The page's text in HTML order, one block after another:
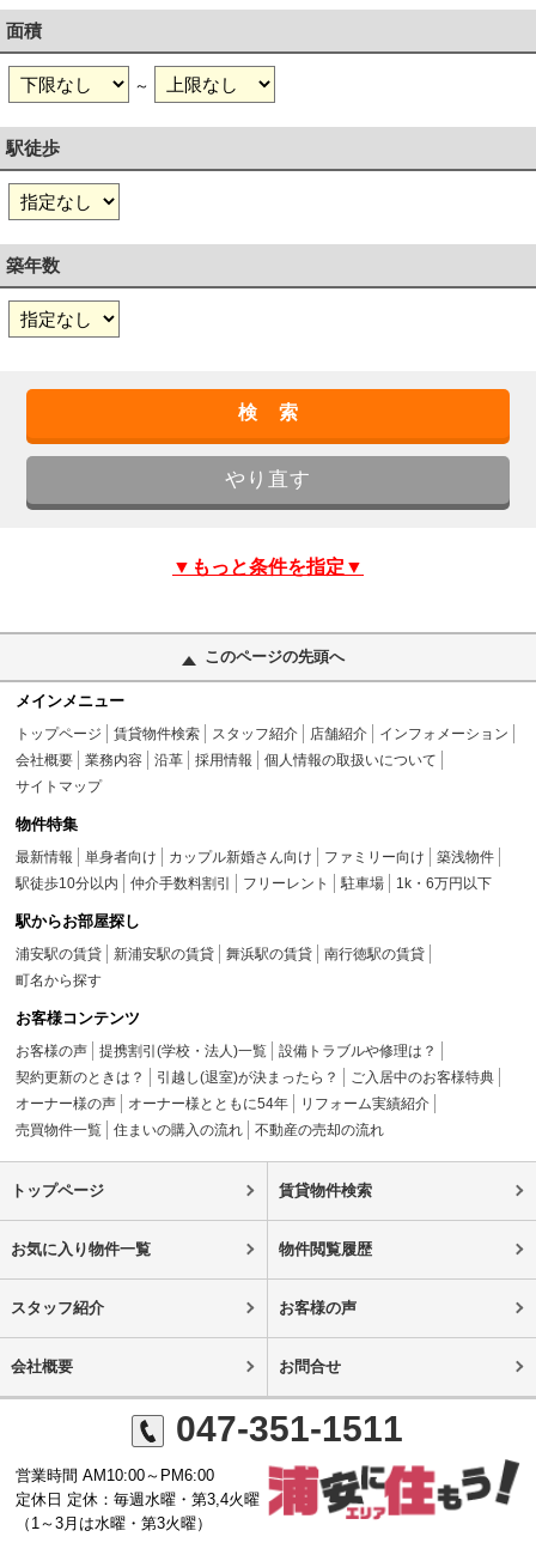
面積
～
駅徒歩
築年数
▼もっと条件を指定▼
このページの先頭へ
メインメニュー
トップページ 賃貸物件検索 スタッフ紹介 店舗紹介
インフォメーション
会社概要
業務内容 沿革 採用情報
個人情報の取扱いについて
サイトマップ
物件特集
最新情報 単身者向け カップル新婚さん向け ファミリー向け
築浅物件
駅徒歩10分以内
仲介手数料割引 フリーレント 駐車場 1k・6万円以下
駅からお部屋探し
浦安駅の賃貸 新浦安駅の賃貸 舞浜駅の賃貸
南行徳駅の賃貸
町名から探す
お客様コンテンツ
お客様の声 提携割引(学校・法人)一覧
設備トラブルや修理は？
契約更新のときは？
引越し(退室)が決まったら？
ご入居中のお客様特典
オーナー様の声
オーナー様とともに54年
リフォーム実績紹介
売買物件一覧
住まいの購入の流れ 不動産の売却の流れ
トップページ 賃貸物件検索
お気に入り物件一覧 物件閲覧履歴
スタッフ紹介 お客様の声
会社概要 お問合せ
047-351-1511
営業時間 AM10:00～PM6:00
定休日 定休：毎週水曜・第3,4火曜
（1～3月は水曜・第3火曜）